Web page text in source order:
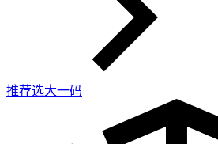
推荐选大一码